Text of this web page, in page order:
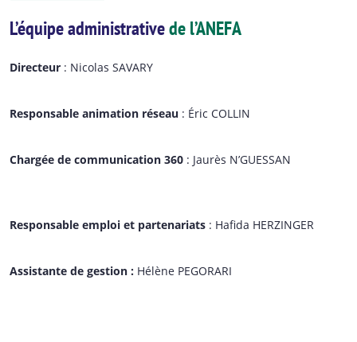
L’équipe administrativede l’ANEFA
Directeur : Nicolas SAVARY
Responsable animation réseau : Éric COLLIN
Chargée de communication 360 : Jaurès N’GUESSAN
Responsable emploi et partenariats : Hafida HERZINGER
Assistante de gestion : Hélène PEGORARI